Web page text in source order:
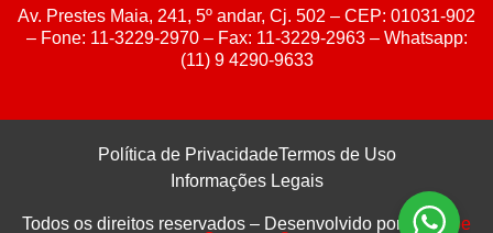
Av. Prestes Maia, 241, 5º andar, Cj. 502 – CEP: 01031-902
– Fone: 11-3229-2970 – Fax: 11-3229-2963 – Whatsapp:
(11) 9 4290-9633
Política de PrivacidadeTermos de Uso
Informações Legais
Todos os direitos reservados – Desenvolvido por
Webzoe